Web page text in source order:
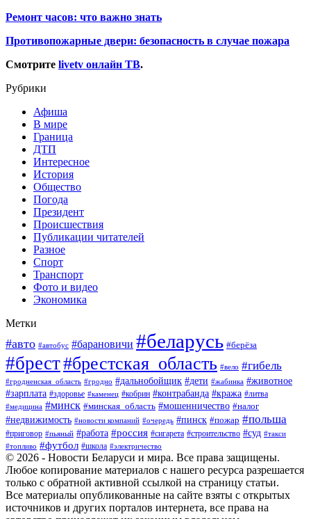
Ремонт часов: что важно знать
Противопожарные двери: безопасность в случае пожара
Смотрите livetv онлайн ТВ.
Рубрики
Афиша
В мире
Граница
ДТП
Интересное
История
Общество
Погода
Президент
Происшествия
Публикации читателей
Разное
Спорт
Транспорт
Фото и видео
Экономика
Метки
#авто #автобус #барановичи #беларусь #берёза
#брест#брестская_область #вело #гибель
#гродненская_область #гродно #дальнобойщик #дети #жабинка #животное
#зарплата #здоровье #каменец #кобрин #контрабанда #кража #литва
#медицина #минск #минская_область #мошенничество #налог
#недвижимость #новости компаний #очередь #пинск #пожар #польша
#приговор #пьяный #работа #россия #сигарета #строительство #суд #такси
#топливо #футбол #школа #электричество
© 2026 - Новости Беларуси и мира. Все права защищены.
Любое копирование материалов с нашего ресурса разрешается
только с обратной активной ссылкой на страницу статьи.
Все материалы опубликованные на сайте взяты с открытых
источников и других порталов интернета, все права на